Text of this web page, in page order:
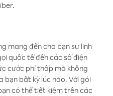
mang đến cho bạn sự linh
quốc tế đến các số điện
cước phí thấp mà không
bạn bất kỳ lúc nào. Với gói
có thể tiết kiệm trên các